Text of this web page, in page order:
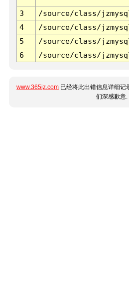
3 /source/class/
4
/source/class/
5
/source/class/
6
/source/class/
www.365jz.com 已经将此出错信息详细记
们深感歉意.